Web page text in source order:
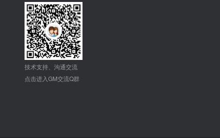
技术支持、沟通交流
点击进入GM交流Q群